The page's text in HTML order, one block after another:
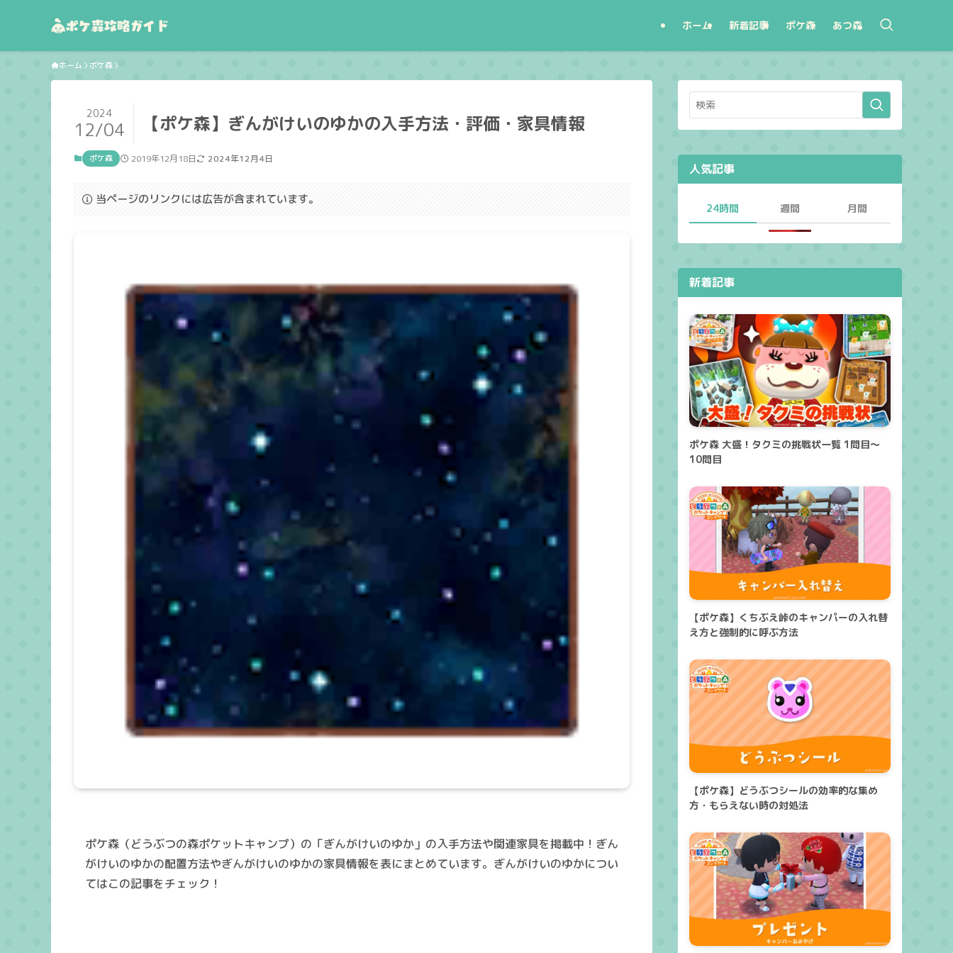
ホーム 新着記事 ポケ森 あつ森
ホーム ポケ森
【ポケ森】ぎんがけいのゆかの入手方法・評価・家具情報
2024
12/04
ポケ森 2019年12月18日 2024年12月4日
当ページのリンクには広告が含まれています。
ポケ森（どうぶつの森ポケットキャンプ）の「ぎんがけいのゆか」の入手方法や関連家具を掲載中！ぎん
がけいのゆかの配置方法やぎんがけいのゆかの家具情報を表にまとめています。ぎんがけいのゆかについ
てはこの記事をチェック！
人気記事
24時間 週間 月間
新着記事
ポケ森 大盛！タクミの挑戦状一覧 1問目～
10問目
【ポケ森】くちぶえ峠のキャンパーの入れ替
え方と強制的に呼ぶ方法
【ポケ森】どうぶつシールの効率的な集め
方・もらえない時の対処法